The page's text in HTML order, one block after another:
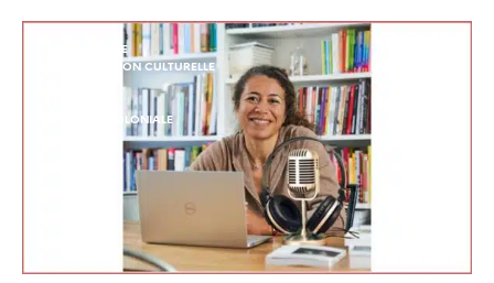
ANTIRACISME
APPROPRIATION CULTURELLE
PENSÉE DÉCOLONIALE